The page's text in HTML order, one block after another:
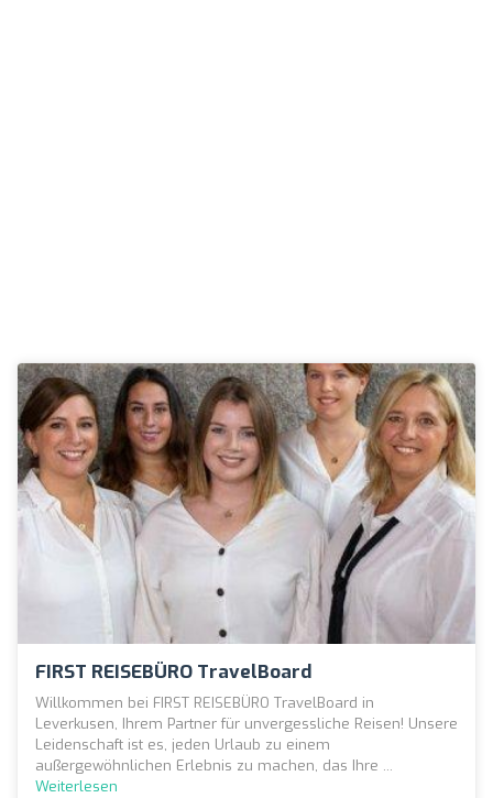
FIRST REISEBÜRO TravelBoard
Willkommen bei FIRST REISEBÜRO TravelBoard in
Leverkusen, Ihrem Partner für unvergessliche Reisen! Unsere
Leidenschaft ist es, jeden Urlaub zu einem
außergewöhnlichen Erlebnis zu machen, das Ihre ...
Weiterlesen